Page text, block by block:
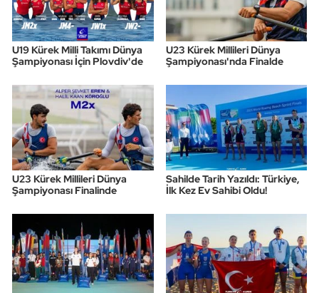
U19 Kürek Milli Takımı Dünya
Şampiyonası İçin Plovdiv'de
U23 Kürek Millileri Dünya
Şampiyonası'nda Finalde
U23 Kürek Millileri Dünya
Şampiyonası Finalinde
Sahilde Tarih Yazıldı: Türkiye,
İlk Kez Ev Sahibi Oldu!